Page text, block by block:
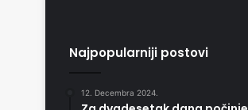
Najpopularniji postovi
12. Decembra 2024.